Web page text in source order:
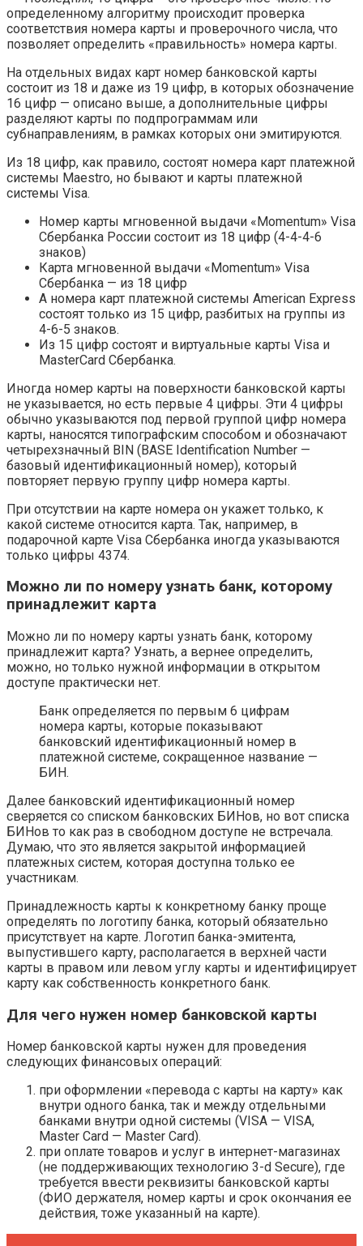
определенному алгоритму происходит проверка
соответствия номера карты и проверочного числа, что
позволяет определить «правильность» номера карты.
На отдельных видах карт номер банковской карты
состоит из 18 и даже из 19 цифр, в которых обозначение
16 цифр — описано выше, а дополнительные цифры
разделяют карты по подпрограммам или
субнаправлениям, в рамках которых они эмитируются.
Из 18 цифр, как правило, состоят номера карт платежной
системы Maestro, но бывают и карты платежной
системы Visa.
Номер карты мгновенной выдачи «Momentum» Visa
Сбербанка России состоит из 18 цифр (4-4-4-6
знаков)
Карта мгновенной выдачи «Momentum» Visa
Сбербанка — из 18 цифр
А номера карт платежной системы American Express
состоят только из 15 цифр, разбитых на группы из
4-6-5 знаков.
Из 15 цифр состоят и виртуальные карты Visa и
MasterCard Сбербанка.
Иногда номер карты на поверхности банковской карты
не указывается, но есть первые 4 цифры. Эти 4 цифры
обычно указываются под первой группой цифр номера
карты, наносятся типографским способом и обозначают
четырехзначный BIN (BASE Identification Number —
базовый идентификационный номер), который
повторяет первую группу цифр номера карты.
При отсутствии на карте номера он укажет только, к
какой системе относится карта. Так, например, в
подарочной карте Visa Сбербанка иногда указываются
только цифры 4374.
Можно ли по номеру узнать банк, которому
принадлежит карта
Можно ли по номеру карты узнать банк, которому
принадлежит карта? Узнать, а вернее определить,
можно, но только нужной информации в открытом
доступе практически нет.
Банк определяется по первым 6 цифрам
номера карты, которые показывают
банковский идентификационный номер в
платежной системе, сокращенное название —
БИН.
Далее банковский идентификационный номер
сверяется со списком банковских БИНов, но вот списка
БИНов то как раз в свободном доступе не встречала.
Думаю, что это является закрытой информацией
платежных систем, которая доступна только ее
участникам.
Принадлежность карты к конкретному банку проще
определять по логотипу банка, который обязательно
присутствует на карте. Логотип банка-эмитента,
выпустившего карту, располагается в верхней части
карты в правом или левом углу карты и идентифицирует
карту как собственность конкретного банк.
Для чего нужен номер банковской карты
Номер банковской карты нужен для проведения
следующих финансовых операций:
при оформлении «перевода с карты на карту» как
внутри одного банка, так и между отдельными
банками внутри одной системы (VISA — VISA,
Master Card — Master Card).
при оплате товаров и услуг в интернет-магазинах
(не поддерживающих технологию 3-d Secure), где
требуется ввести реквизиты банковской карты
(ФИО держателя, номер карты и срок окончания ее
действия, тоже указанный на карте).